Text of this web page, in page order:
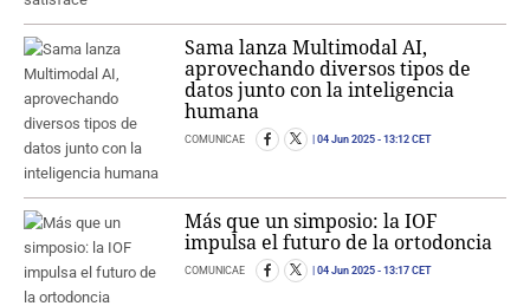
Sama lanza Multimodal AI,
aprovechando diversos tipos de
datos junto con la inteligencia
humana
COMUNICAE 04 Jun 2025 - 13:12 CET
Más que un simposio: la IOF
impulsa el futuro de la ortodoncia
COMUNICAE 04 Jun 2025 - 13:17 CET